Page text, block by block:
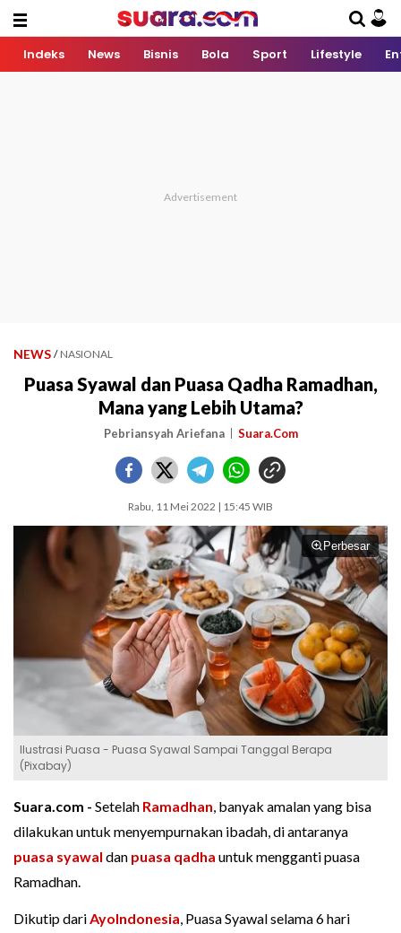
Indeks News Bisnis Bola Sport Lifestyle
NEWS / NASIONAL
Puasa Syawal dan Puasa Qadha Ramadhan,
Mana yang Lebih Utama?
Pebriansyah Ariefana Suara.Com
Rabu, 11 Mei 2022 | 15:45 WIB
Perbesar
Ilustrasi Puasa - Puasa Syawal Sampai Tanggal Berapa
(Pixabay)
Suara.com - Setelah Ramadhan, banyak amalan yang bisa
dilakukan untuk menyempurnakan ibadah, di antaranya
puasa syawal dan puasa qadha untuk mengganti puasa
Ramadhan.
Dikutip dariAyoIndonesia, Puasa Syawal selama 6 hari